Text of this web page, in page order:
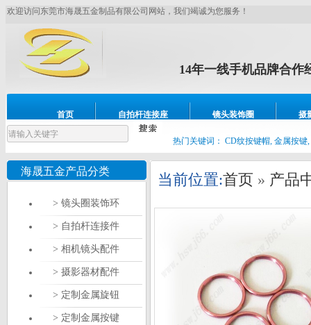
欢迎访问东莞市海晟五金制品有限公司网站，我们竭诚为您服务！
14年一线手机品牌合作
首页 自拍杆连接座 镜头装饰圈 摄
设备展示 热门关键词： CD纹按键帽, 金属按键
海晟五金产品分类
> 镜头圈装饰环
> 自拍杆连接件
> 相机镜头配件
> 摄影器材配件
> 定制金属旋钮
> 定制金属按键
当前位置:首页 » 产品